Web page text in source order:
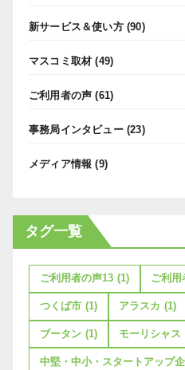
新サービス＆使い方(90)
マスコミ取材 (49)
ご利用者の声 (61)
事務局インタビュー(23)
メディア情報 (9)
タグ一覧
ご利用者の声13 (1) ご利用
つくば市 (1) アラスカ (1)
ブータン (1) モーリシャス
中堅・中小・スタートアップ